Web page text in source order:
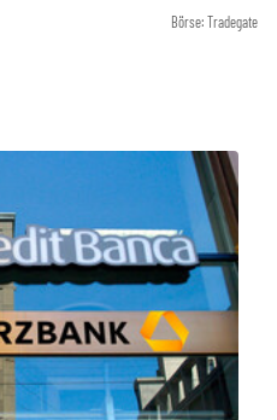
Börse: Tradegate